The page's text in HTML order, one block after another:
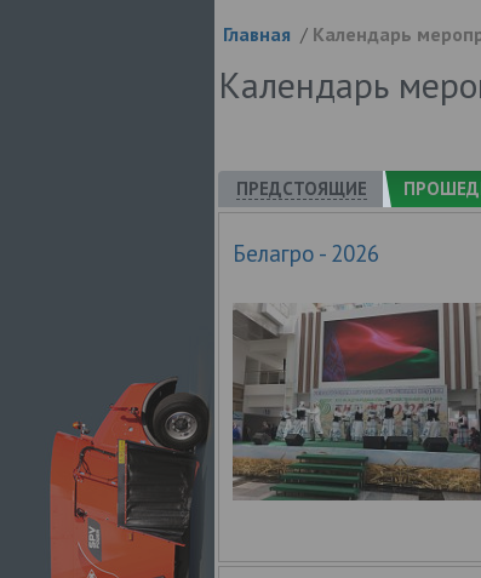
Главная / Календарь
Календарь
ПРЕДСТОЯЩИЕ
Белагро - 2026